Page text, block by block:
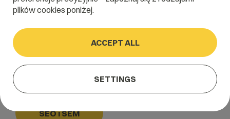
Home
Przekierowanie 302
SEO i SEM
plików cookies poniżej.
ACCEPT ALL
SETTINGS